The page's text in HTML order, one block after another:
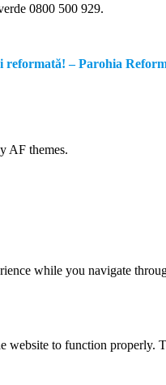
0800 500 929.
– Parohia
AF themes.
while you navigate
website to function